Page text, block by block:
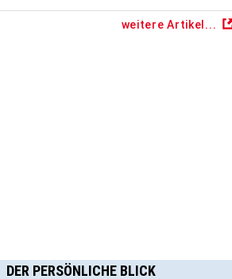
weitere Artikel...
DER PERSÖNLICHE BLICK